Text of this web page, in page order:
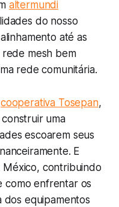
altermundi
do nosso
até as
mesh bem
rede comunitária.
cooperativa Tosepan,
uma
escoarem seus
E
México, contribuindo
como enfrentar os
equipamentos